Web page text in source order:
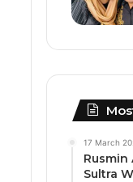
17 March
Rusmin
Sultra